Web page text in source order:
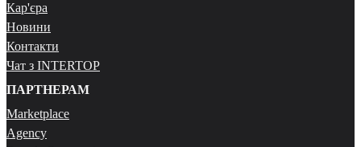
Кар'єра
Новини
Контакти
Чат з INTERTOP
ПАРТНЕРАМ
Marketplace
Agency